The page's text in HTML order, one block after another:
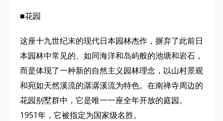
■花园
这座十九世纪末的现代日本园林杰作，摒弃了此前日
本园林中常见的、如同海洋和岛屿般的池塘和岩石，
而是体现了一种新的自然主义园林理念，以山村景观
和宛如天然溪流的潺潺溪流为特色。在南禅寺周边的
花园别墅群中，它是唯一一座全年开放的庭园。
1951年，它被指定为国家级名胜。